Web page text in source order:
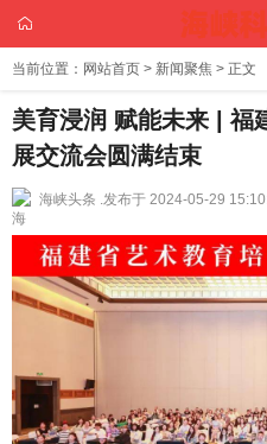
当前位置： 网站首页 > 新闻聚焦 > 正文
美育浸润 赋能未来 | 福
展交流会圆满结束
海峡头条 .发布于 2024-05-29